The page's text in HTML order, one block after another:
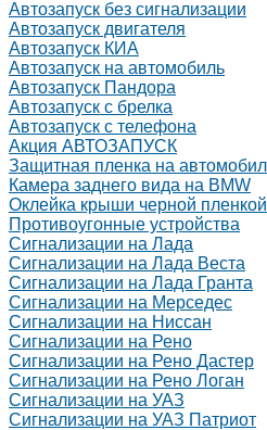
Автозапуск без сигнализации
Автозапуск двигателя
Автозапуск КИА
Автозапуск на автомобиль
Автозапуск Пандора
Автозапуск с брелка
Автозапуск с телефона
Акция АВТОЗАПУСК
Защитная пленка на
Камера заднего вида на BMW
Оклейка крыши черной пленкой
Противоугонные устройства
Сигнализации на Лада
Сигнализации на Лада Веста
Сигнализации на Лада Гранта
Сигнализации на Мерседес
Сигнализации на Ниссан
Сигнализации на Рено
Сигнализации на Рено Дастер
Сигнализации на Рено Логан
Сигнализации на УАЗ
Сигнализации на УАЗ Патриот